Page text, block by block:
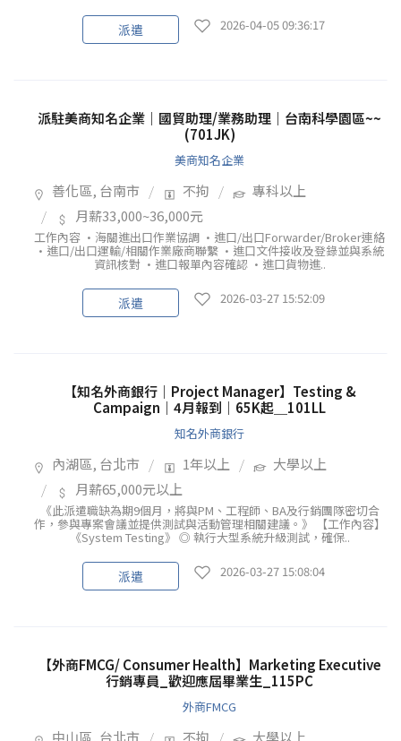
派遣 2026-04-05 09:36:17
派駐美商知名企業｜國貿助理/業務助理｜台南科學園區~~
(701JK)
美商知名企業
善化區, 台南市 不拘
專科以上
月薪33,000~36,000元
工作內容 •海關進出口作業協調 •進口/出口Forwarder/Broker連絡
•進口/出口運輸/相關作業廠商聯繫 •進口文件接收及登錄並與系統
資訊核對 •進口報單內容確認 •進口貨物進..
派遣 2026-03-27 15:52:09
【知名外商銀行｜Project Manager】Testing &
Campaign｜4月報到｜65K起＿101LL
知名外商銀行
內湖區, 台北市 1年以上
大學以上
月薪65,000元以上
《此派遣職缺為期9個月，將與PM、工程師、BA及行銷團隊密切合
作，參與專案會議並提供測試與活動管理相關建議。》 【工作內容】
《System Testing》 ◎ 執行大型系統升級測試，確保..
派遣 2026-03-27 15:08:04
【外商FMCG/ Consumer Health】Marketing Executive
行銷專員_歡迎應屆畢業生_115PC
外商FMCG
中山區, 台北市 不拘
大學以上